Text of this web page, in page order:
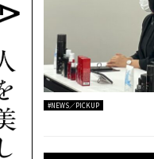
#NEWS／PICKUP